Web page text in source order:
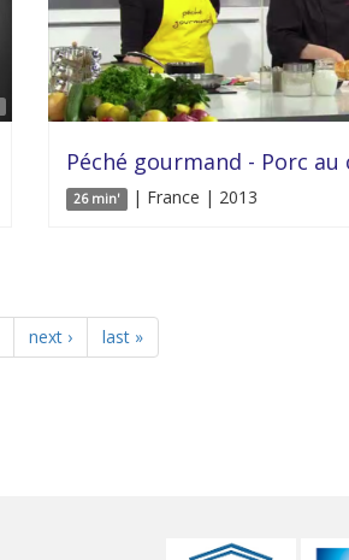
Péché gourmand - Porc au
26 min' | France | 2013
next › last »